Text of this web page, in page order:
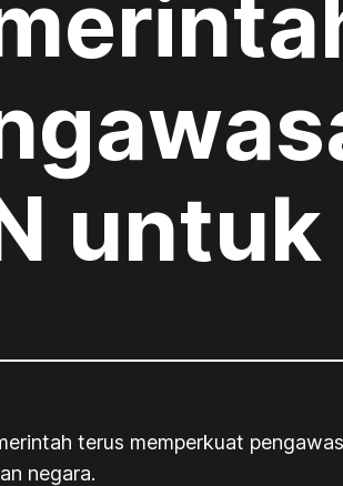
terus memperkuat
negara.